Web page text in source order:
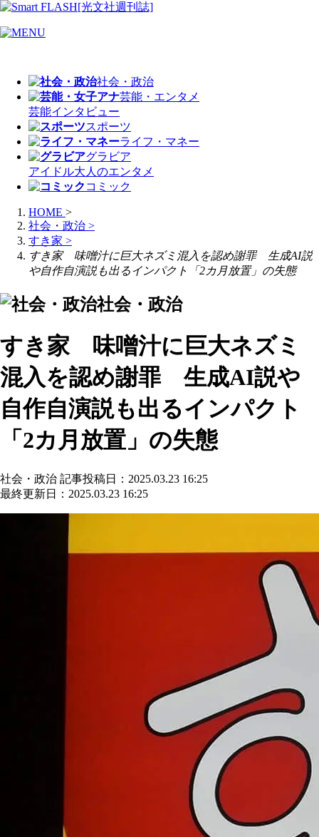
社会・政治
芸能・エンタメ
芸能インタビュー
スポーツ
ライフ・マネー
グラビア
アイドル大人のエンタメ
コミック
HOME >
社会・政治 >
すき家 >
すき家 味噌汁に巨大ネズミ混入を認め謝罪 生成AI説
や自作自演説も出るインパクト「2カ月放置」の失態
社会・政治
すき家 味噌汁に巨大ネズミ
混入を認め謝罪 生成AI説や
自作自演説も出るインパクト
「2カ月放置」の失態
社会・政治 記事投稿日：2025.03.23 16:25
最終更新日：2025.03.23 16:25